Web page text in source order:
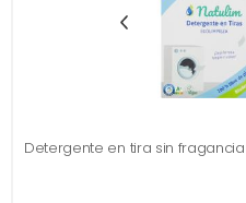
Detergente en tira sin fragancia